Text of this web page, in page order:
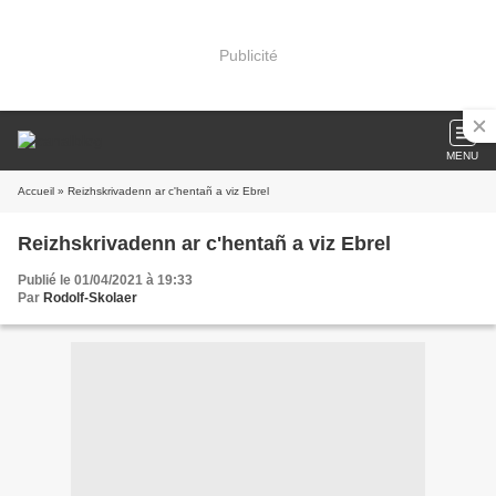
Publicité
MENU
Accueil » Reizhskrivadenn ar c'hentañ a viz Ebrel
Reizhskrivadenn ar c'hentañ a viz Ebrel
Publié le 01/04/2021 à 19:33
Par Rodolf-Skolaer